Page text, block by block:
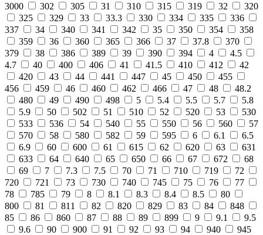
3000
302 305 31 310 315 319 32
320
325
329 33 33.3 330 334 335
336
337
34 340 341 342 35 350 354
358
359
36 360 365 366 37 37.8
370
379
38 386 389 39 390 394 4
4.5
4.7
40 400 406 41 41.5 410 412
42
420
43 44 441 447 45 450
455
456
459 46 460 462 466 47 48
48.2
480
49 490 498 5 5.4 5.5 5.7
5.8
5.9
50 502 51 510 52 520 53
530
533
536 54 540 55 550 56 560
57
570
58 580 582 59 595 6 6.1
6.5
6.9
60 600 61 615 62 620 63
631
633
64 640 65 650 66 67 672
68
69
7 7.3 7.5 70 71 710 719
72
720
721 73 730 740 745 75 76
77
78
785 79 8 8.1 8.3 8.4 8.5
80
800
81 811 82 820 829 83 84
848
85
86 860 87 88 89 899 9 9.1
9.5
9.6
90 900 91 92 93 94 940
945